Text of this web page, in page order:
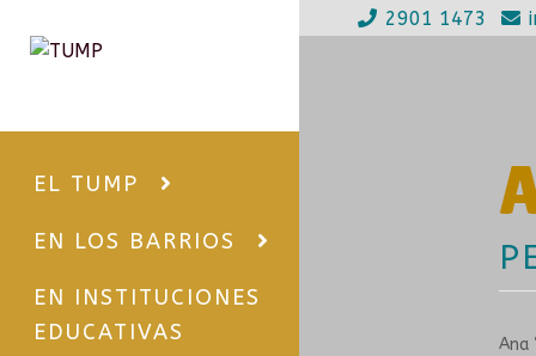
2901 1473
navegación
EL TUMP
EN LOS BARRIOS
EN INSTITUCIONES
EDUCATIVAS
Ana